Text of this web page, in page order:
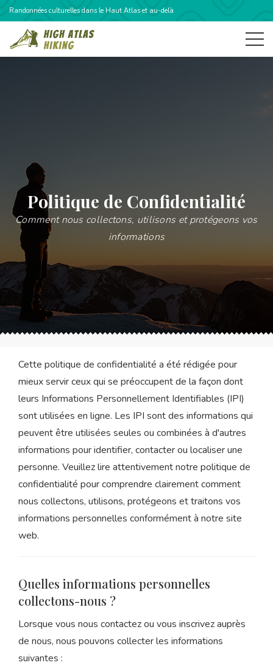
Randonnées culturelles dans le Haut Atlas et au-delà
Politique de Confidentialité
Comment nous collectons, utilisons et protégeons vos
informations
Cette politique de confidentialité a été rédigée pour
mieux servir ceux qui se préoccupent de la façon dont
leurs Informations Personnellement Identifiables (IPI)
sont utilisées en ligne. Les IPI sont des informations qui
peuvent être utilisées seules ou combinées à d'autres
informations pour identifier, contacter ou localiser une
personne. Veuillez lire attentivement notre politique de
confidentialité pour comprendre clairement comment
nous collectons, utilisons, protégeons et traitons vos
informations personnelles conformément à notre site
web.
Quelles informations personnelles
collectons-nous ?
Lorsque vous nous contactez ou vous inscrivez auprès
de nous, nous pouvons collecter les informations
suivantes :